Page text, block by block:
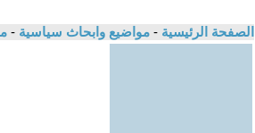
الصفحة الرئيسية - مواضيع وابحاث سياسية -